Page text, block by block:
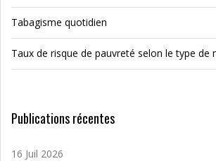
Tabagisme quotidien
Taux de risque de pauvreté selon le type de
Publications récentes
16 Juil 2026